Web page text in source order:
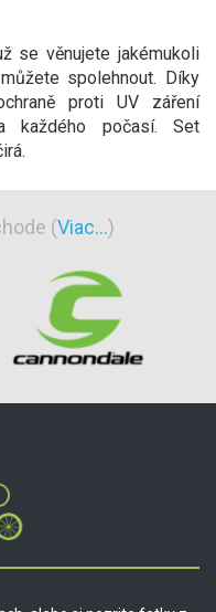
se věnujete jakémukoli
spolehnout. Díky
proti UV záření
každého počasí. Set
(Viac...)